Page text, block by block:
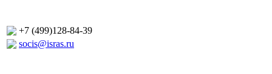
+7 (499)128-84-39
socis@isras.ru